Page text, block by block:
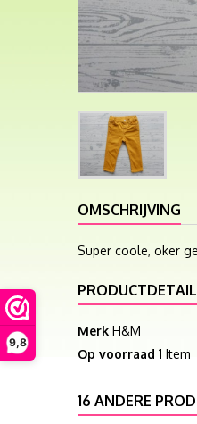
9,8
OMSCHRIJVING
Super coole, oker
Merk H&M
Op voorraad 1 Item
16 ANDERE